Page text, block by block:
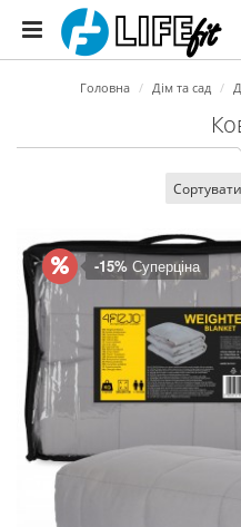
Головна Дім та сад
Сортувати
-15% Суперціна